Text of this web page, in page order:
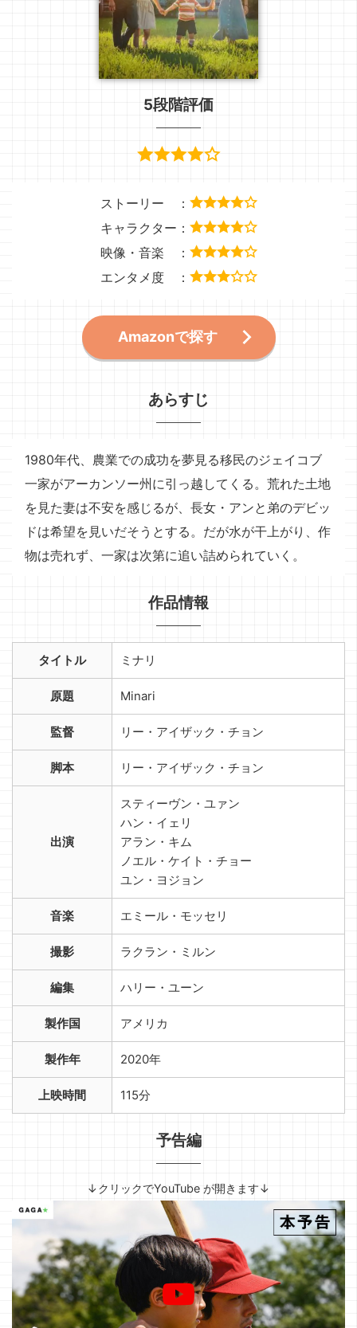
5段階評価
ストーリー ：
キャラクター：
映像・音楽 ：
エンタメ度 ：
Amazonで探す
あらすじ
1980年代、農業での成功を夢見る移民のジェイコブ
一家がアーカンソー州に引っ越してくる。荒れた土地
を見た妻は不安を感じるが、長女・アンと弟のデビッ
ドは希望を見いだそうとする。だが水が干上がり、作
物は売れず、一家は次第に追い詰められていく。
作品情報
タイトル ミナリ
原題 Minari
監督 リー・アイザック・チョン
脚本 リー・アイザック・チョン
出演
スティーヴン・ユァン
ハン・イェリ
アラン・キム
ノエル・ケイト・チョー
ユン・ヨジョン
音楽 エミール・モッセリ
撮影 ラクラン・ミルン
編集 ハリー・ユーン
製作国 アメリカ
製作年 2020年
上映時間 115分
予告編
↓クリックでYouTube が開きます↓